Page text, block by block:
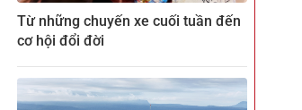
Từ những chuyến xe cuối tuần đến
cơ hội đổi đời